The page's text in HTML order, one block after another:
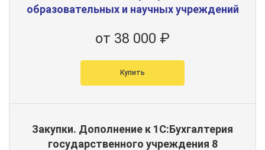
образовательных и научных учреждений
от 38 000 ₽
Купить
Закупки. Дополнение к 1С:Бухгалтерия
государственного учреждения 8